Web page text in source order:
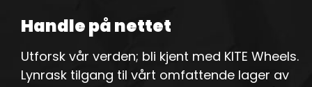
Handle på nettet
Utforsk vår verden; bli kjent med KITE Wheels.
Lynrask tilgang til vårt omfattende lager av